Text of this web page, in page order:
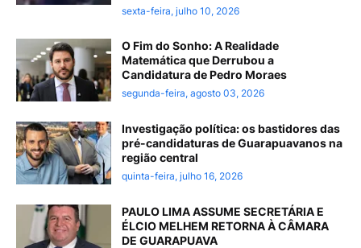
sexta-feira, julho 10, 2026
O Fim do Sonho: A Realidade
Matemática que Derrubou a
Candidatura de Pedro Moraes
segunda-feira, agosto 03, 2026
Investigação política: os bastidores das
pré-candidaturas de Guarapuavanos na
região central
quinta-feira, julho 16, 2026
PAULO LIMA ASSUME SECRETÁRIA E
ÉLCIO MELHEM RETORNA À CÂMARA
DE GUARAPUAVA